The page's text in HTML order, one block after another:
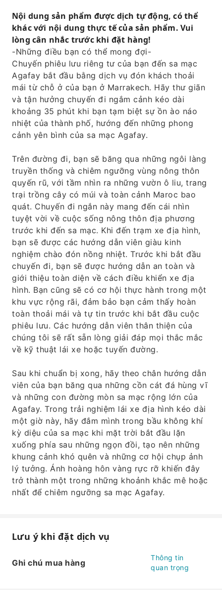
Nội dung sản phẩm được dịch tự động, có thể
khác với nội dung thực tế của sản phẩm. Vui
lòng cân nhắc trước khi đặt hàng!
-Những điều bạn có thể mong đợi-
Chuyến phiêu lưu riêng tư của bạn đến sa mạc
Agafay bắt đầu bằng dịch vụ đón khách thoải
mái từ chỗ ở của bạn ở Marrakech. Hãy thư giãn
và tận hưởng chuyến đi ngắm cảnh kéo dài
khoảng 35 phút khi bạn tạm biệt sự ồn ào náo
nhiệt của thành phố, hướng đến những phong
cảnh yên bình của sa mạc Agafay.
Trên đường đi, bạn sẽ băng qua những ngôi làng
truyền thống và chiêm ngưỡng vùng nông thôn
quyến rũ, với tầm nhìn ra những vườn ô liu, trang
trại trồng cây có múi và toàn cảnh Maroc bao
quát. Chuyến đi ngắn này mang đến cái nhìn
tuyệt vời về cuộc sống nông thôn địa phương
trước khi đến sa mạc. Khi đến trạm xe địa hình,
bạn sẽ được các hướng dẫn viên giàu kinh
nghiệm chào đón nồng nhiệt. Trước khi bắt đầu
chuyến đi, bạn sẽ được hướng dẫn an toàn và
giới thiệu toàn diện về cách điều khiển xe địa
hình. Bạn cũng sẽ có cơ hội thực hành trong một
khu vực rộng rãi, đảm bảo bạn cảm thấy hoàn
toàn thoải mái và tự tin trước khi bắt đầu cuộc
phiêu lưu. Các hướng dẫn viên thân thiện của
chúng tôi sẽ rất sẵn lòng giải đáp mọi thắc mắc
về kỹ thuật lái xe hoặc tuyến đường.
Sau khi chuẩn bị xong, hãy theo chân hướng dẫn
viên của bạn băng qua những cồn cát đá hùng vĩ
và những con đường mòn sa mạc rộng lớn của
Agafay. Trong trải nghiệm lái xe địa hình kéo dài
một giờ này, hãy đắm mình trong bầu không khí
kỳ diệu của sa mạc khi mặt trời bắt đầu lặn
xuống phía sau những ngọn đồi, tạo nên những
khung cảnh khó quên và những cơ hội chụp ảnh
lý tưởng. Ánh hoàng hôn vàng rực rỡ khiến đây
trở thành một trong những khoảnh khắc mê hoặc
nhất để chiêm ngưỡng sa mạc Agafay.
Lưu ý khi đặt dịch vụ
Ghi chú mua hàng
Thông tin
quan trọng